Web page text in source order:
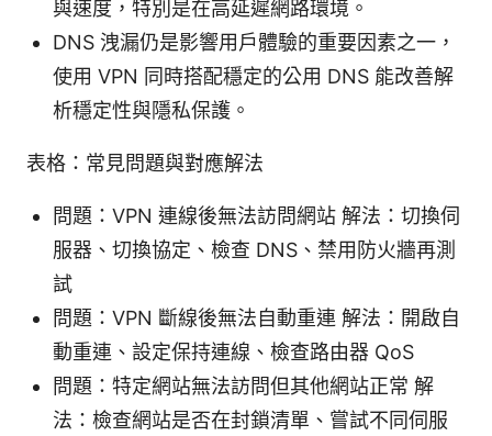
與速度，特別是在高延遲網路環境。
DNS 洩漏仍是影響用戶體驗的重要因素之一，
使用 VPN 同時搭配穩定的公用 DNS 能改善解
析穩定性與隱私保護。
表格：常見問題與對應解法
問題：VPN 連線後無法訪問網站 解法：切換伺
服器、切換協定、檢查 DNS、禁用防火牆再測
試
問題：VPN 斷線後無法自動重連 解法：開啟自
動重連、設定保持連線、檢查路由器 QoS
問題：特定網站無法訪問但其他網站正常 解
法：檢查網站是否在封鎖清單、嘗試不同伺服